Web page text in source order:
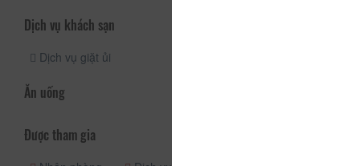
Dịch vụ khách sạn
Dịch vụ giặt ủi
Ăn uống
Được tham gia